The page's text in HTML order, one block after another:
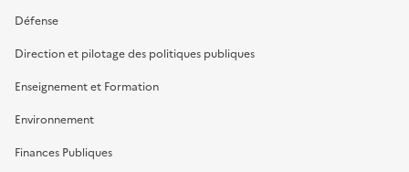
Défense
Direction et pilotage des politiques publiques
Enseignement et Formation
Environnement
Finances Publiques